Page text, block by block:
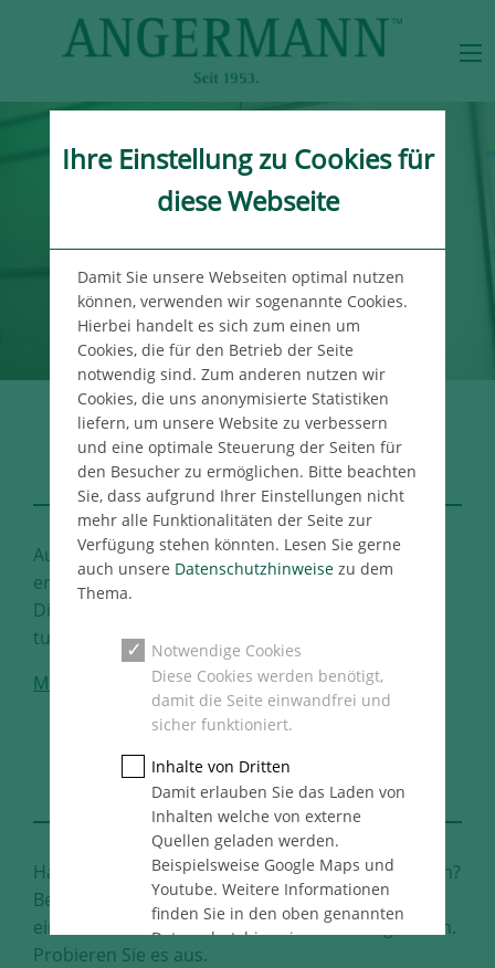
UNSER WISSEN
FÜR IHREN ERFOLG
Auf Sie kommt es für uns an. Treten Sie ein und
entdecken Sie unser vielfältiges
Dienstleitungsangebot. Was können wir für Sie
tun?
Mehr
YOUR BEST FUTURE
Haben Sie Lust, Ihre Ideen zu Projekten zu machen?
Bei uns haben Sie den Raum dafür. Ihnen steht
eine Vielzahl unterschiedlicher Karrierewege offen.
Probieren Sie es aus.
Ihre Einstellung zu Cookies für
diese Webseite
Damit Sie unsere Webseiten optimal nutzen
können, verwenden wir sogenannte Cookies.
Hierbei handelt es sich zum einen um
Cookies, die für den Betrieb der Seite
notwendig sind. Zum anderen nutzen wir
Cookies, die uns anonymisierte Statistiken
liefern, um unsere Website zu verbessern
und eine optimale Steuerung der Seiten für
den Besucher zu ermöglichen. Bitte beachten
Sie, dass aufgrund Ihrer Einstellungen nicht
mehr alle Funktionalitäten der Seite zur
Verfügung stehen könnten. Lesen Sie gerne
auch unsere Datenschutzhinweisezu dem
Thema.
Notwendige Cookies
Diese Cookies werden benötigt,
damit die Seite einwandfrei und
sicher funktioniert.
Inhalte von Dritten
Damit erlauben Sie das Laden von
Inhalten welche von externe
Quellen geladen werden.
Beispielsweise Google Maps und
Youtube. Weitere Informationen
finden Sie in den oben genannten
Datenschutzhinweise.